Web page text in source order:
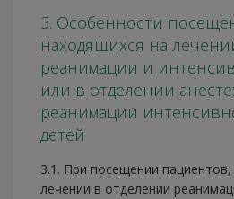
3. Особенности
находящихся на
реанимации и
или в отделении
реанимации
детей
3.1. При посещении
лечении в отделении